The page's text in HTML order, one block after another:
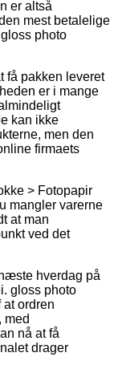
er altså
mest betalelige
photo
få pakken leveret
er i mange
kan ikke
men den
firmaets
> Fotopapir
mangler varerne
at man
ved det
hverdag på
gloss photo
ordren
med
nå at få
drager